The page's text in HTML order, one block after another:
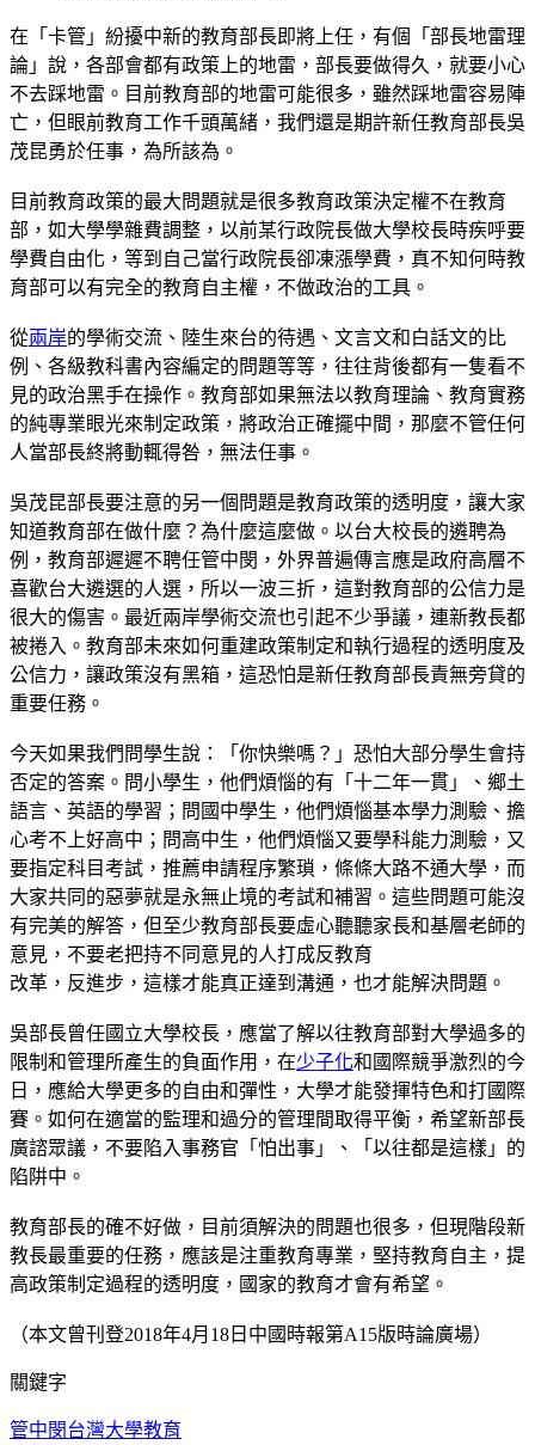
在「卡管」紛擾中新的教育部長即將上任，有個「部長地雷理
論」說，各部會都有政策上的地雷，部長要做得久，就要小心
不去踩地雷。目前教育部的地雷可能很多，雖然踩地雷容易陣
亡，但眼前教育工作千頭萬緒，我們還是期許新任教育部長吳
茂昆勇於任事，為所該為。
目前教育政策的最大問題就是很多教育政策決定權不在教育
部，如大學學雜費調整，以前某行政院長做大學校長時疾呼要
學費自由化，等到自己當行政院長卻凍漲學費，真不知何時教
育部可以有完全的教育自主權，不做政治的工具。
從兩岸的學術交流、陸生來台的待遇、文言文和白話文的比
例、各級教科書內容編定的問題等等，往往背後都有一隻看不
見的政治黑手在操作。教育部如果無法以教育理論、教育實務
的純專業眼光來制定政策，將政治正確擺中間，那麼不管任何
人當部長終將動輒得咎，無法任事。
吳茂昆部長要注意的另一個問題是教育政策的透明度，讓大家
知道教育部在做什麼？為什麼這麼做。以台大校長的遴聘為
例，教育部遲遲不聘任管中閔，外界普遍傳言應是政府高層不
喜歡台大遴選的人選，所以一波三折，這對教育部的公信力是
很大的傷害。最近兩岸學術交流也引起不少爭議，連新教長都
被捲入。教育部未來如何重建政策制定和執行過程的透明度及
公信力，讓政策沒有黑箱，這恐怕是新任教育部長責無旁貸的
重要任務。
今天如果我們問學生說：「你快樂嗎？」恐怕大部分學生會持
否定的答案。問小學生，他們煩惱的有「十二年一貫」、鄉土
語言、英語的學習；問國中學生，他們煩惱基本學力測驗、擔
心考不上好高中；問高中生，他們煩惱又要學科能力測驗，又
要指定科目考試，推薦申請程序繁瑣，條條大路不通大學，而
大家共同的惡夢就是永無止境的考試和補習。這些問題可能沒
有完美的解答，但至少教育部長要虛心聽聽家長和基層老師的
意見，不要老把持不同意見的人打成反教育
改革，反進步，這樣才能真正達到溝通，也才能解決問題。
吳部長曾任國立大學校長，應當了解以往教育部對大學過多的
限制和管理所產生的負面作用，在少子化和國際競爭激烈的今
日，應給大學更多的自由和彈性，大學才能發揮特色和打國際
賽。如何在適當的監理和過分的管理間取得平衡，希望新部長
廣諮眾議，不要陷入事務官「怕出事」、「以往都是這樣」的
陷阱中。
教育部長的確不好做，目前須解決的問題也很多，但現階段新
教長最重要的任務，應該是注重教育專業，堅持教育自主，提
高政策制定過程的透明度，國家的教育才會有希望。
（本文曾刊登2018年4月18日中國時報第A15版時論廣場）
關鍵字
管中閔台灣大學教育